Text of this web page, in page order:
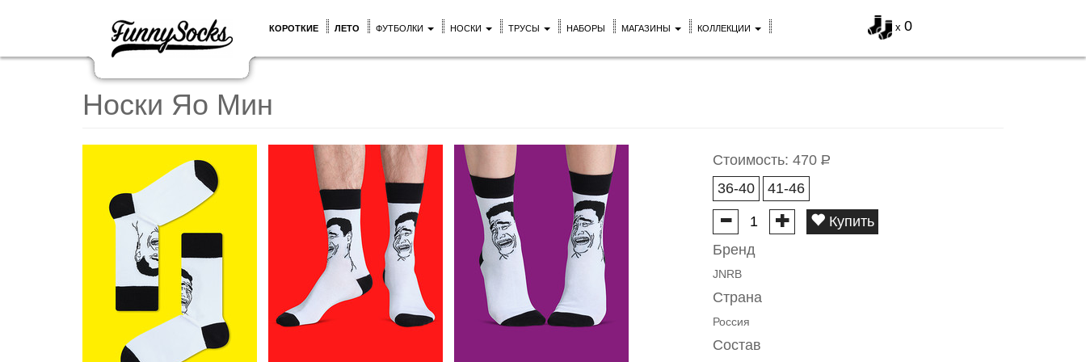
x 0
КОРОТКИЕ ЛЕТО ФУТБОЛКИ НОСКИ ТРУСЫ НАБОРЫ МАГАЗИНЫ КОЛЛЕКЦИИ
Носки Яо Мин
Стоимость: 470 Р
36-40
41-46
Купить
Бренд
JNRB
Страна
Россия
Состав